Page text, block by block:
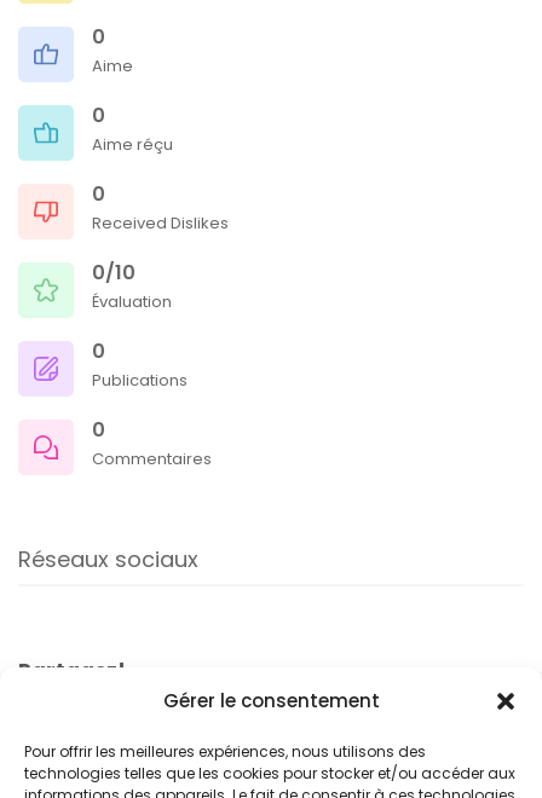
Gérer le consentement
Pour offrir les meilleures expériences, nous utilisons des
technologies telles que les cookies pour stocker et/ou accéder aux
0
Aime
0
Aime réçu
0
Received Dislikes
0/10
Évaluation
0
Publications
0
Commentaires
Réseaux sociaux
Partagez!